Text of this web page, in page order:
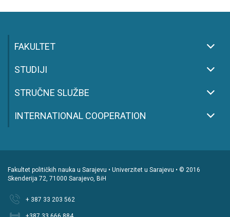
FAKULTET
STUDIJI
STRUČNE SLUŽBE
INTERNATIONAL COOPERATION
Fakultet političkih nauka u Sarajevu • Univerzitet u Sarajevu • © 2016
Skenderija 72, 71000 Sarajevo, BiH
+ 387 33 203 562